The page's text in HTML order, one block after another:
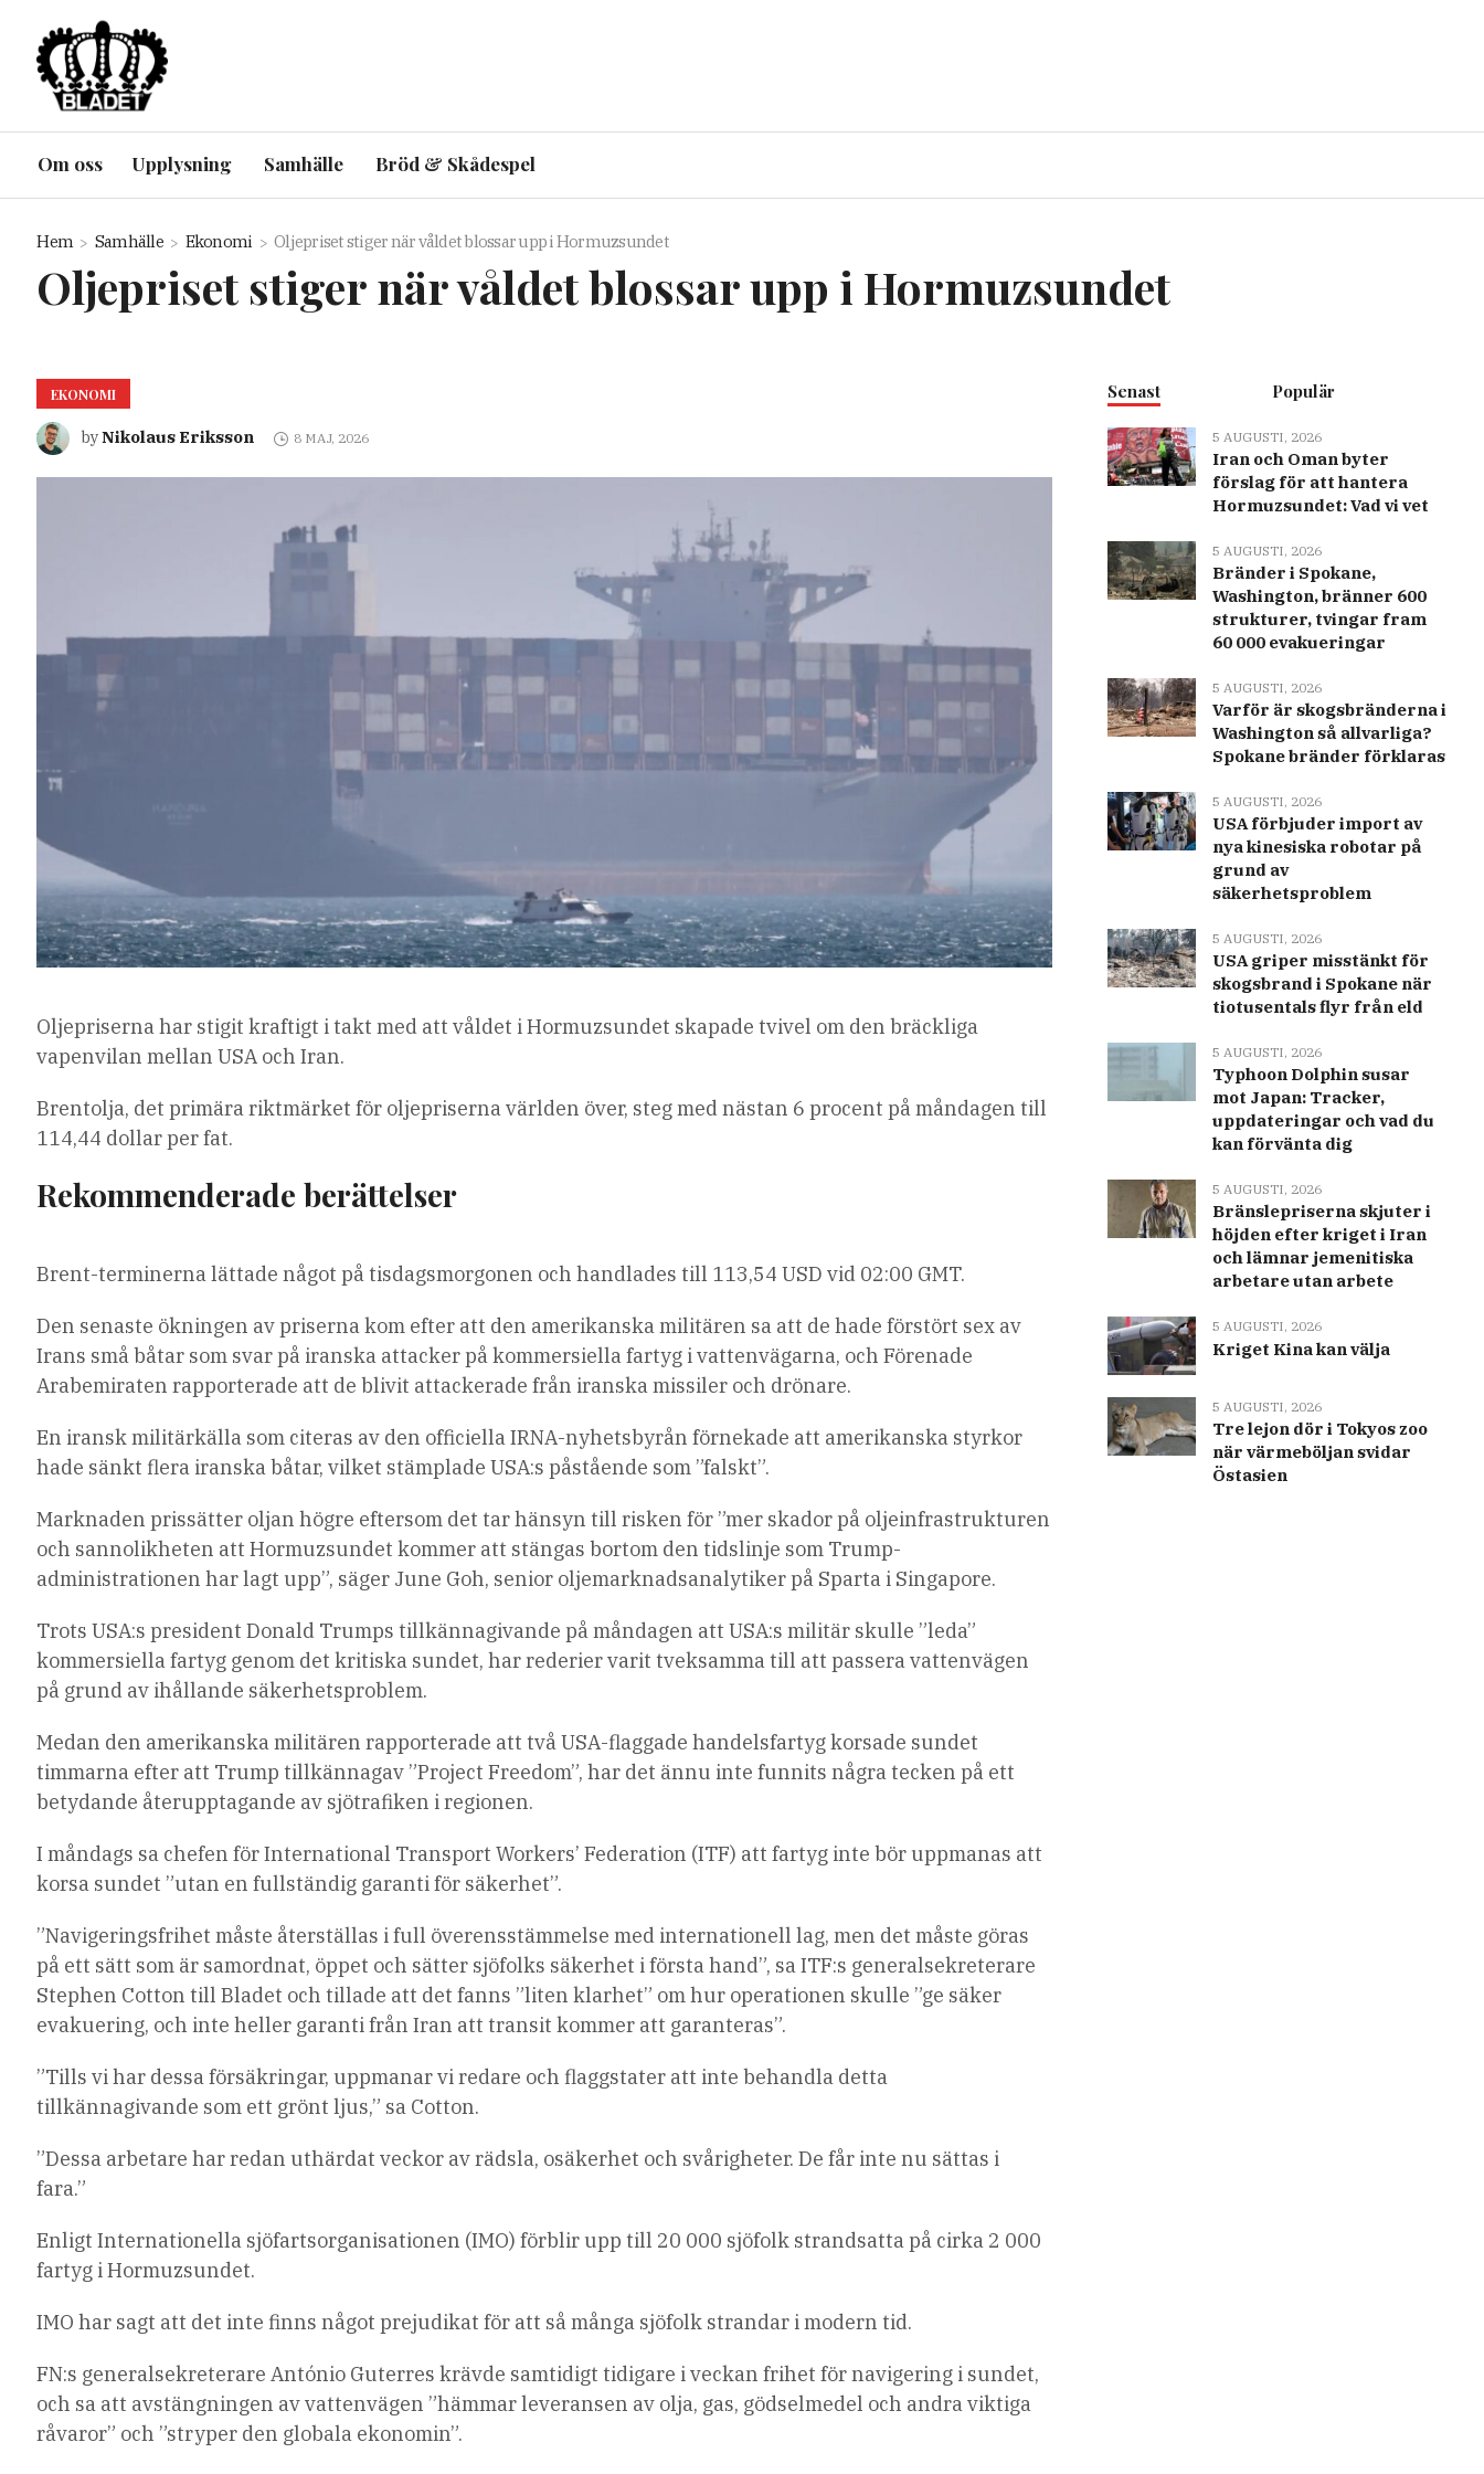
Om oss Upplysning Samhälle Bröd & Skådespel
Hem Samhälle Ekonomi Oljepriset stiger när våldet blossar upp i Hormuzsundet
Oljepriset stiger när våldet blossar upp i Hormuzsundet
EKONOMI
byNikolaus Eriksson 8 MAJ, 2026
Oljepriserna har stigit kraftigt i takt med att våldet i Hormuzsundet skapade tvivel om den bräckliga
vapenvilan mellan USA och Iran.
Brentolja, det primära riktmärket för oljepriserna världen över, steg med nästan 6 procent på måndagen till
114,44 dollar per fat.
Rekommenderade berättelser
med
artiklar
av
Brent-terminerna lättade något på tisdagsmorgonen och handlades till 113,54 USD vid 02:00 GMT.
Den senaste ökningen av priserna kom efter att den amerikanska militären sa att de hade förstört sex av
Irans små båtar som svar på iranska attacker på kommersiella fartyg i vattenvägarna, och Förenade
Arabemiraten rapporterade att de blivit attackerade från iranska missiler och drönare.
En iransk militärkälla som citeras av den officiella IRNA-nyhetsbyrån förnekade att amerikanska styrkor
hade sänkt flera iranska båtar, vilket stämplade USA:s påstående som ”falskt”.
Marknaden prissätter oljan högre eftersom det tar hänsyn till risken för ”mer skador på oljeinfrastrukturen
och sannolikheten att Hormuzsundet kommer att stängas bortom den tidslinje som Trump-
administrationen har lagt upp”, säger June Goh, senior oljemarknadsanalytiker på Sparta i Singapore.
Trots USA:s president Donald Trumps tillkännagivande på måndagen att USA:s militär skulle ”leda”
kommersiella fartyg genom det kritiska sundet, har rederier varit tveksamma till att passera vattenvägen
på grund av ihållande säkerhetsproblem.
Medan den amerikanska militären rapporterade att två USA-flaggade handelsfartyg korsade sundet
timmarna efter att Trump tillkännagav ”Project Freedom”, har det ännu inte funnits några tecken på ett
betydande återupptagande av sjötrafiken i regionen.
I måndags sa chefen för International Transport Workers’ Federation (ITF) att fartyg inte bör uppmanas att
korsa sundet ”utan en fullständig garanti för säkerhet”.
”Navigeringsfrihet måste återställas i full överensstämmelse med internationell lag, men det måste göras
på ett sätt som är samordnat, öppet och sätter sjöfolks säkerhet i första hand”, sa ITF:s generalsekreterare
Stephen Cotton till Bladet och tillade att det fanns ”liten klarhet” om hur operationen skulle ”ge säker
evakuering, och inte heller garanti från Iran att transit kommer att garanteras”.
”Tills vi har dessa försäkringar, uppmanar vi redare och flaggstater att inte behandla detta
tillkännagivande som ett grönt ljus,” sa Cotton.
”Dessa arbetare har redan uthärdat veckor av rädsla, osäkerhet och svårigheter. De får inte nu sättas i
fara.”
Enligt Internationella sjöfartsorganisationen (IMO) förblir upp till 20 000 sjöfolk strandsatta på cirka 2 000
fartyg i Hormuzsundet.
IMO har sagt att det inte finns något prejudikat för att så många sjöfolk strandar i modern tid.
FN:s generalsekreterare António Guterres krävde samtidigt tidigare i veckan frihet för navigering i sundet,
och sa att avstängningen av vattenvägen ”hämmar leveransen av olja, gas, gödselmedel och andra viktiga
råvaror” och ”stryper den globala ekonomin”.
Senast Populär
5 AUGUSTI, 2026
Iran och Oman byter
förslag för att hantera
Hormuzsundet: Vad vi vet
5 AUGUSTI, 2026
Bränder i Spokane,
Washington, bränner 600
strukturer, tvingar fram
60 000 evakueringar
5 AUGUSTI, 2026
Varför är skogsbränderna i
Washington så allvarliga?
Spokane bränder förklaras
5 AUGUSTI, 2026
USA förbjuder import av
nya kinesiska robotar på
grund av
säkerhetsproblem
5 AUGUSTI, 2026
USA griper misstänkt för
skogsbrand i Spokane när
tiotusentals flyr från eld
5 AUGUSTI, 2026
Typhoon Dolphin susar
mot Japan: Tracker,
uppdateringar och vad du
kan förvänta dig
5 AUGUSTI, 2026
Bränslepriserna skjuter i
höjden efter kriget i Iran
och lämnar jemenitiska
arbetare utan arbete
5 AUGUSTI, 2026
Kriget Kina kan välja
5 AUGUSTI, 2026
Tre lejon dör i Tokyos zoo
när värmeböljan svidar
Östasien